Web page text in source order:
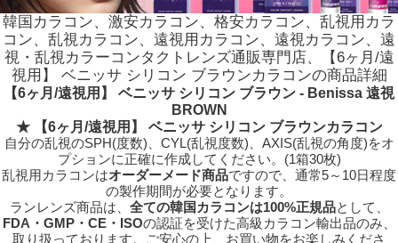
韓国カラコン、激安カラコン、格安カラコン、乱視用カラ
コン、乱視カラコン、遠視用カラコン、遠視カラコン、遠
視・乱視カラーコンタクトレンズ通販専門店、【6ヶ月/遠
視用】 ベニッサ シリコン ブラウンカラコンの商品詳細
【6ヶ月/遠視用】 ベニッサ シリコン ブラウン - Benissa 遠視
BROWN
★ 【6ヶ月/遠視用】 ベニッサ シリコン ブラウンカラコン
自分の乱視のSPH(度数)、CYL(乱視度数)、AXIS(乱視の角度)をオ
プションに正確に作成してください。(1箱30枚)
乱視用カラコンはオーダーメード商品ですので、 通常5～10日程度
の製作期間が必要となります。
ランレンズ商品は、 全ての韓国カラコンは100%正規品として、
FDA・GMP・CE・ISOの認証を受けた高級カラコン輸出品のみ、
取り扱っております。ご安心の上、お買い物をお楽しみくださ